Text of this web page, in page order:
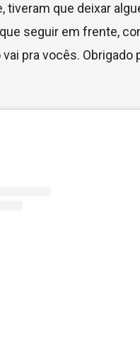
tiveram que deixar
seguir em frente,
pra vocês. Obrigado